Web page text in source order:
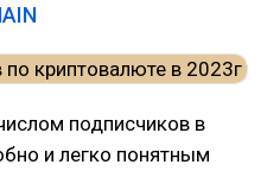
подписчиков в
и легко понятным